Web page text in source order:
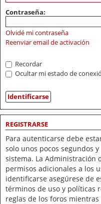
Contraseña:
Olvidé mi contraseña
Reenviar email de activación
Recordar
Ocultar mi estado de
REGISTRARSE
Para autenticarse debe
solo unos pocos segundos
sistema. La Administración
permisos adicionales a los
identificarse asegúrese de
términos de uso y políticas
reglas de los foros